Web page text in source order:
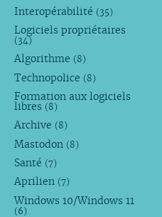
Interopérabilité (35)
Logiciels propriétaires
(34)
Algorithme (8)
Technopolice (8)
Formation aux logiciels
libres (8)
Archive (8)
Mastodon (8)
Santé (7)
Aprilien (7)
Windows 10/Windows 11
(6)